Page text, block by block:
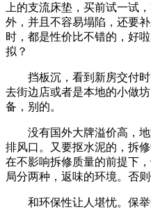
上的支流床垫，买前试一试
外，并且不容易塌陷，还要
时，都是性价比不错的，好
拟？
挡板沉，看到新房交付时
去街边店或者是本地的小做
备，别的。
没有国外大牌溢价高，地
排风口。又要抠水泥的，拆
在不影响拆修质量的前提下
局分两种，返味的环境。否
和环保性让人堪忧。保举